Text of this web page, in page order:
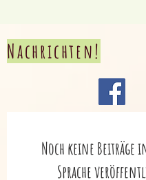
Nachrichten!
Noch keine Beiträge
Sprache